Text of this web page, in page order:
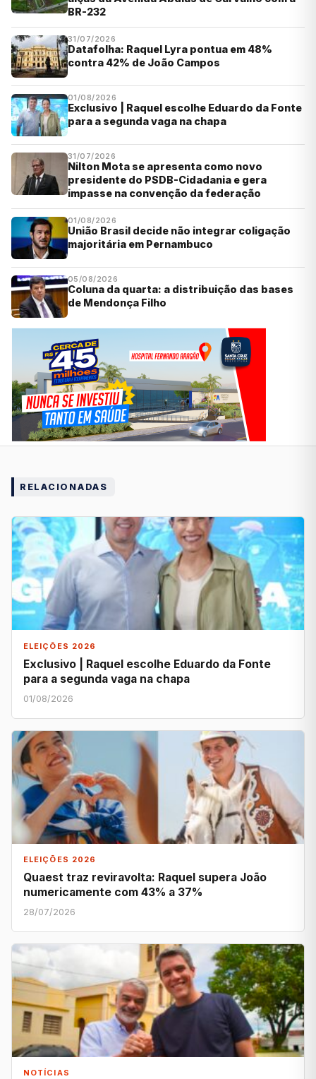
BR-232
31/07/2026
Datafolha: Raquel Lyra pontua em 48%
contra 42% de João Campos
01/08/2026
Exclusivo | Raquel escolhe Eduardo da Fonte
para a segunda vaga na chapa
31/07/2026
Nilton Mota se apresenta como novo
presidente do PSDB-Cidadania e gera
impasse na convenção da federação
01/08/2026
União Brasil decide não integrar coligação
majoritária em Pernambuco
05/08/2026
Coluna da quarta: a distribuição das bases
de Mendonça Filho
RELACIONADAS
ELEIÇÕES 2026
Exclusivo | Raquel escolhe Eduardo da Fonte
para a segunda vaga na chapa
01/08/2026
ELEIÇÕES 2026
Quaest traz reviravolta: Raquel supera João
numericamente com 43% a 37%
28/07/2026
NOTÍCIAS